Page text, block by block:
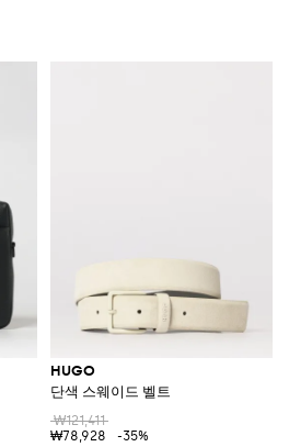
HUGO
단색 스웨이드 벨트
₩121,411
₩78,928
-35%